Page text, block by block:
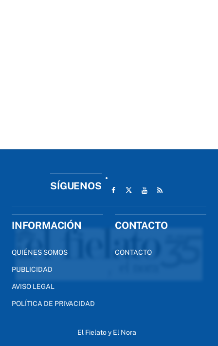
SÍGUENOS
INFORMACIÓN
QUIÉNES SOMOS
PUBLICIDAD
AVISO LEGAL
POLÍTICA DE PRIVACIDAD
CONTACTO
CONTACTO
El Fielato y El Nora